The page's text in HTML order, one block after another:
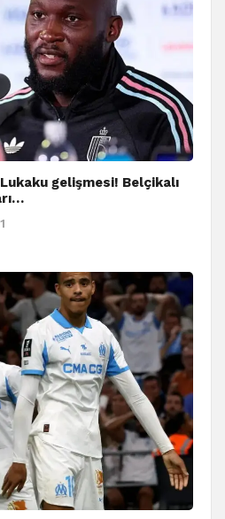
gelişmesi! Belçikalı
1